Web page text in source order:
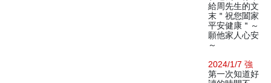
給周先生的文
末＂祝您闔家
平安健康＂～
願他家人心安
～
2024/1/7 強
第一次知道好